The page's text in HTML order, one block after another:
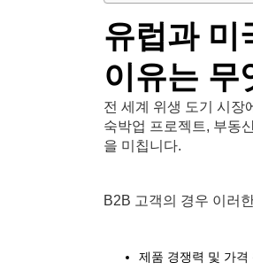
유럽과 미
이유는 무
전 세계 위생 도기 시장
숙박업 프로젝트, 부동
을 미칩니다.
B2B 고객의 경우 이러
제품 경쟁력 및 가격